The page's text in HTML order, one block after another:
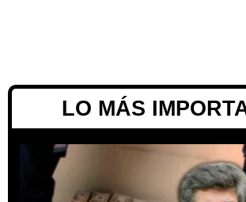
LO MÁS